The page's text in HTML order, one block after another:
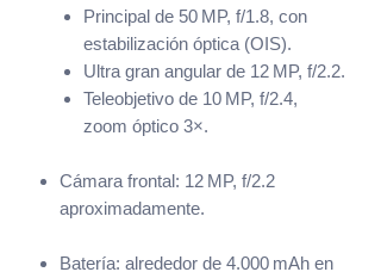
Principal de 50 MP, f/1.8, con
estabilización óptica (OIS).
Ultra gran angular de 12 MP, f/2.2.
Teleobjetivo de 10 MP, f/2.4,
zoom óptico 3×.
Cámara frontal: 12 MP, f/2.2
aproximadamente.
Batería: alrededor de 4.000 mAh en